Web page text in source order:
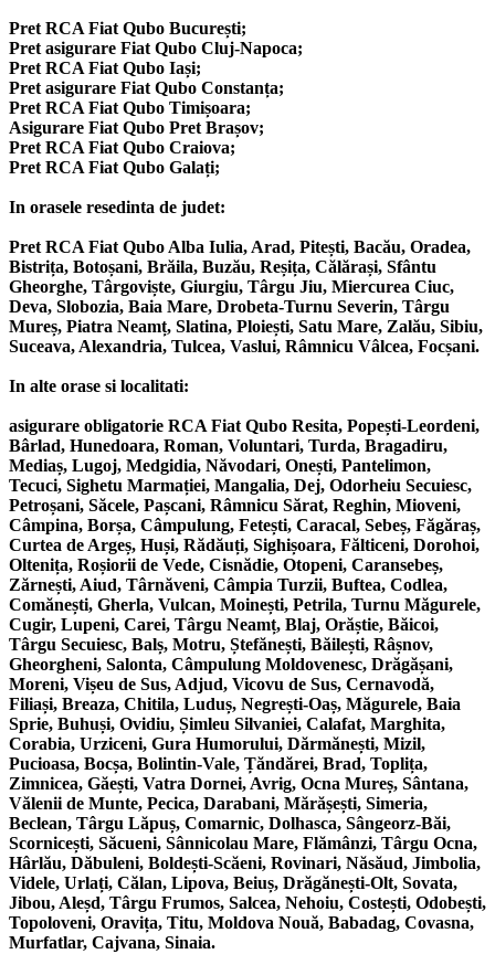
Pret RCA Fiat Qubo București;
Pret asigurare Fiat Qubo Cluj-Napoca;
Pret RCA Fiat Qubo Iași;
Pret asigurare Fiat Qubo Constanța;
Pret RCA Fiat Qubo Timișoara;
Asigurare Fiat Qubo Pret Brașov;
Pret RCA Fiat Qubo Craiova;
Pret RCA Fiat Qubo Galați;
In orasele resedinta de judet:
Pret RCA Fiat Qubo Alba Iulia, Arad, Pitești, Bacău, Oradea,
Bistrița, Botoșani, Brăila, Buzău, Reșița, Călărași, Sfântu
Gheorghe, Târgoviște, Giurgiu, Târgu Jiu, Miercurea Ciuc,
Deva, Slobozia, Baia Mare, Drobeta-Turnu Severin, Târgu
Mureș, Piatra Neamț, Slatina, Ploiești, Satu Mare, Zalău, Sibiu,
Suceava, Alexandria, Tulcea, Vaslui, Râmnicu Vâlcea, Focșani.
In alte orase si localitati:
asigurare obligatorie RCA Fiat Qubo Resita, Popești-Leordeni,
Bârlad, Hunedoara, Roman, Voluntari, Turda, Bragadiru,
Mediaș, Lugoj, Medgidia, Năvodari, Onești, Pantelimon,
Tecuci, Sighetu Marmației, Mangalia, Dej, Odorheiu Secuiesc,
Petroșani, Săcele, Pașcani, Râmnicu Sărat, Reghin, Mioveni,
Câmpina, Borșa, Câmpulung, Fetești, Caracal, Sebeș, Făgăraș,
Curtea de Argeș, Huși, Rădăuți, Sighișoara, Fălticeni, Dorohoi,
Oltenița, Roșiorii de Vede, Cisnădie, Otopeni, Caransebeș,
Zărnești, Aiud, Târnăveni, Câmpia Turzii, Buftea, Codlea,
Comănești, Gherla, Vulcan, Moinești, Petrila, Turnu Măgurele,
Cugir, Lupeni, Carei, Târgu Neamț, Blaj, Orăștie, Băicoi,
Târgu Secuiesc, Balș, Motru, Ștefănești, Băilești, Râșnov,
Gheorgheni, Salonta, Câmpulung Moldovenesc, Drăgășani,
Moreni, Vișeu de Sus, Adjud, Vicovu de Sus, Cernavodă,
Filiași, Breaza, Chitila, Luduș, Negrești-Oaș, Măgurele, Baia
Sprie, Buhuși, Ovidiu, Șimleu Silvaniei, Calafat, Marghita,
Corabia, Urziceni, Gura Humorului, Dărmănești, Mizil,
Pucioasa, Bocșa, Bolintin-Vale, Țăndărei, Brad, Toplița,
Zimnicea, Găești, Vatra Dornei, Avrig, Ocna Mureș, Sântana,
Vălenii de Munte, Pecica, Darabani, Mărășești, Simeria,
Beclean, Târgu Lăpuș, Comarnic, Dolhasca, Sângeorz-Băi,
Scornicești, Săcueni, Sânnicolau Mare, Flămânzi, Târgu Ocna,
Hârlău, Dăbuleni, Boldești-Scăeni, Rovinari, Năsăud, Jimbolia,
Videle, Urlați, Călan, Lipova, Beiuș, Drăgănești-Olt, Sovata,
Jibou, Aleșd, Târgu Frumos, Salcea, Nehoiu, Costești, Odobești,
Topoloveni, Oravița, Titu, Moldova Nouă, Babadag, Covasna,
Murfatlar, Cajvana, Sinaia.